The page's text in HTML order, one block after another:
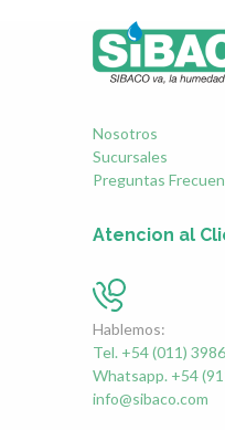
Nosotros
Sucursales
Preguntas
Atencion al
Hablemos:
Tel. +54 (011)
Whatsapp. +54
info@sibaco.com